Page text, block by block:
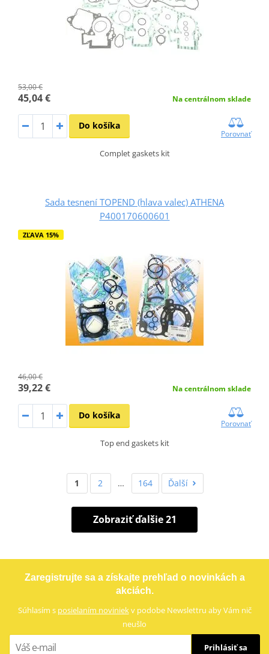
53,00 €
45,04 € Na centrálnom sklade
Do košíka
Porovnať
Complet gaskets kit
Sada tesnení TOPEND (hlava valec) ATHENA
P400170600601
ZĽAVA 15%
46,00 €
39,22 € Na centrálnom sklade
Do košíka
Porovnať
Top end gaskets kit
1 2 … 164 Ďalší
Zobraziť ďalšie 21
Zaregistrujte sa a získajte prehľad o novinkách a
akciách.
Súhlasím s posielaním noviniekv podobe Newslettru aby Vám nič
neušlo
Prihlásiť sa